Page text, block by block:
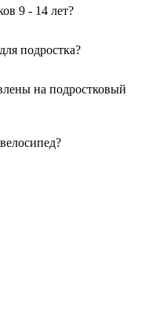
9 - 14 лет?
подростка?
на подростковый